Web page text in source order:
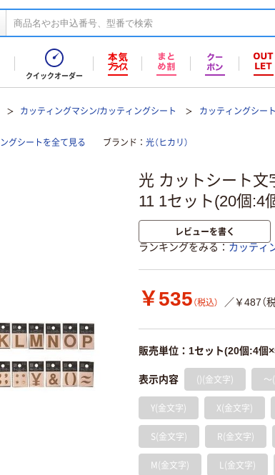
クイックオーダー
カッティングマシン/カッティングシート カッティングシー
グシートを全て見る ブランド 光（ヒカリ）
光 カットシート文
11 1セット(20個:4
レビューを書く
ランキングをみる カッティ
￥535 （税込） ／￥487（
販売単位：1セット(20個:4個
表示内容 ()(金文字) ～
Y(金文字) X(金文字)
S(金文字) R(金文字)
M(金文字) L(金文字)